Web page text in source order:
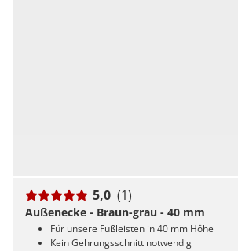
5,0 (1)
Außenecke - Braun-grau - 40 mm
Für unsere Fußleisten in 40 mm Höhe
Kein Gehrungsschnitt notwendig